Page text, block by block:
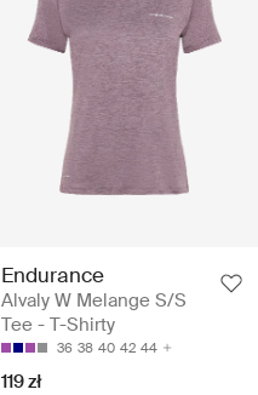
Endurance
Alvaly W Melange S/S
Tee - T-Shirty
36 38 40 42 44
119 zł